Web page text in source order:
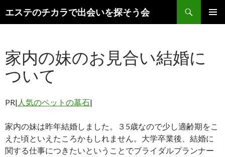
エステのチカラで出会いを探そう会
索
ン
ツ
へ
ッ
家内の妹のお見合い結婚に
ついて
PR| 人気のペットの墓石|
家内の妹は昨年結婚しました。３5歳なので少し適齢期をこ
えた頃といえたころかもしれません。大学卒業後、結婚に
関する仕事につきたいということでブライダルプランナー